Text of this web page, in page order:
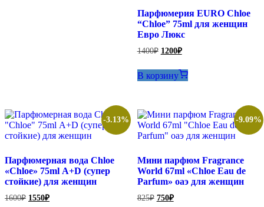
Парфюмерия EURO Chloe
“Chloe” 75ml для женщин
Евро Люкс
1400₽ Первоначальная
1400₽.
1200₽Текущая
1200₽.
В корзину
-3.13%
Парфюмерная вода Chloe
«Chloe» 75ml А+D (супер
стойкие) для женщин
1600₽ Первоначальная
цена
1550₽Текущая
цена:
-9.09%
Мини парфюм Fragrance
World 67ml «Chloe Eau de
Parfum» оаэ для женщин
825₽ Первоначальная
цена
750₽Текущая
цена: